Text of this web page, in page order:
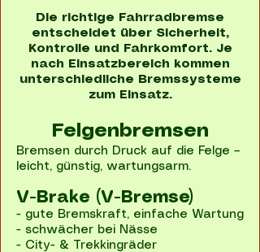
Die richtige Fahrrad­bremse
entscheidet über Sicherheit,
Kontrolle und Fahrkomfort. Je
nach Einsatzbereich kommen
unterschiedliche Bremssysteme
zum Einsatz.
Felgenbremsen
Bremsen durch Druck auf die Felge –
leicht, günstig, wartungsarm.
V-Brake (V-Bremse)
- gute Bremskraft, einfache Wartung
- schwächer bei Nässe
- City- & Trekkingräder